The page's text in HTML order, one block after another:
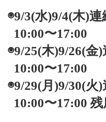
◉9/3(水)9/4(木)連
10:00〜17:00
◉9/25(木)9/26(金
10:00〜17:00
◉9/29(月)9/30(火
10:00〜17:00 残